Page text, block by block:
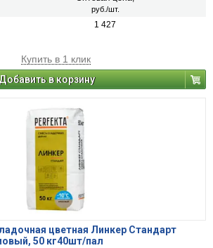
руб./шт.
1 427
Купить в 1 клик
в корзину
цветная Линкер Стандарт
50 кг40шт/пал